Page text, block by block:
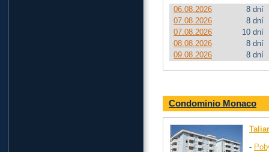
06.08.2026
8 dní
07.08.2026
8 dní
07.08.2026
10 dní
08.08.2026
8 dní
09.08.2026
8 dní
Condominio Monaco
-